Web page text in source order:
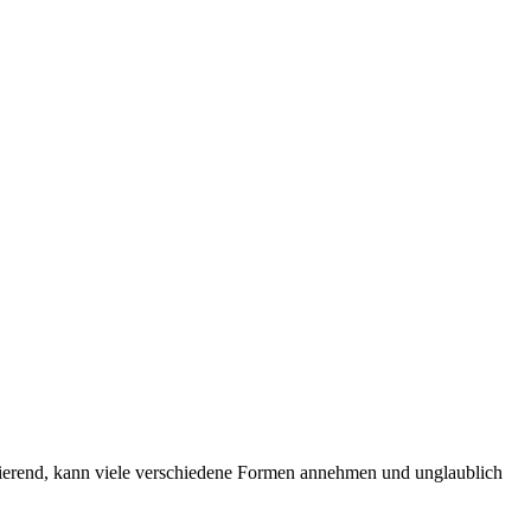
kann viele verschiedene Formen annehmen und unglaublich